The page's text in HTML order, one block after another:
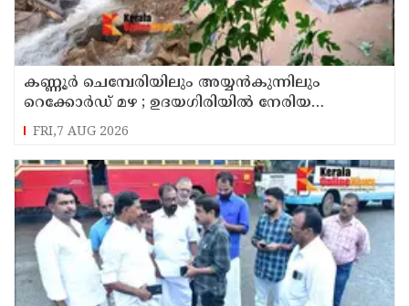
കണ്ണൂർ ചെമ്പേരിയിലും അയ്യൻകുന്നിലും
റെക്കോർഡ് മഴ ; ഉദയഗിരിയിൽ നേരിയ
ഉരുൾപൊട്ടൽ; 13 പേരെ ക്യാമ്പിലേക്ക് മാറ്റി
FRI,7 AUG 2026